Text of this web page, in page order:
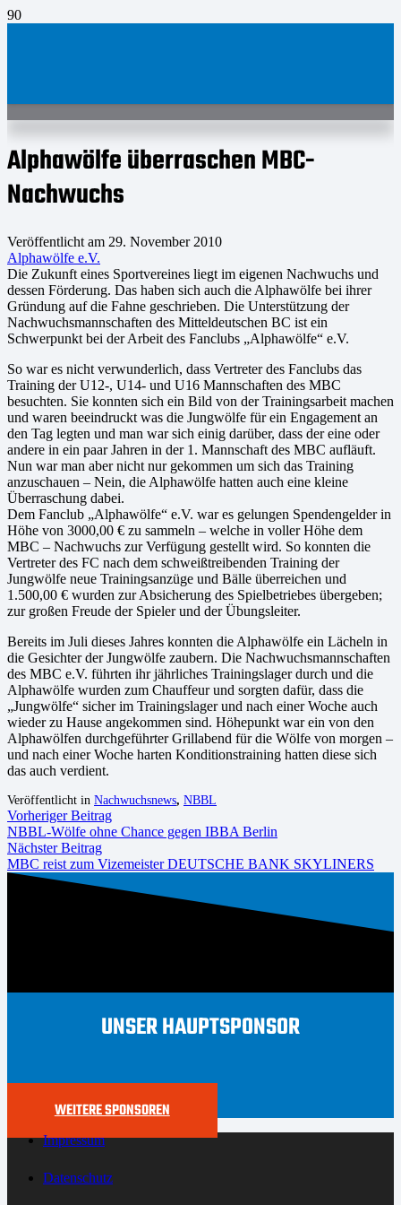
Alphawölfe überraschen MBC-
Nachwuchs
Veröffentlicht am 29. November 2010
Alphawölfe e.V.
Die Zukunft eines Sportvereines liegt im eigenen Nachwuchs und
dessen Förderung. Das haben sich auch die Alphawölfe bei ihrer
Gründung auf die Fahne geschrieben. Die Unterstützung der
Nachwuchsmannschaften des Mitteldeutschen BC ist ein
Schwerpunkt bei der Arbeit des Fanclubs „Alphawölfe“ e.V.
So war es nicht verwunderlich, dass Vertreter des Fanclubs das
Training der U12-, U14- und U16 Mannschaften des MBC
besuchten. Sie konnten sich ein Bild von der Trainingsarbeit machen
und waren beeindruckt was die Jungwölfe für ein Engagement an
den Tag legten und man war sich einig darüber, dass der eine oder
andere in ein paar Jahren in der 1. Mannschaft des MBC aufläuft.
Nun war man aber nicht nur gekommen um sich das Training
anzuschauen – Nein, die Alphawölfe hatten auch eine kleine
Überraschung dabei.
Dem Fanclub „Alphawölfe“ e.V. war es gelungen Spendengelder in
Höhe von 3000,00 € zu sammeln – welche in voller Höhe dem
MBC – Nachwuchs zur Verfügung gestellt wird. So konnten die
Vertreter des FC nach dem schweißtreibenden Training der
Jungwölfe neue Trainingsanzüge und Bälle überreichen und
1.500,00 € wurden zur Absicherung des Spielbetriebes übergeben;
zur großen Freude der Spieler und der Übungsleiter.
Bereits im Juli dieses Jahres konnten die Alphawölfe ein Lächeln in
die Gesichter der Jungwölfe zaubern. Die Nachwuchsmannschaften
des MBC e.V. führten ihr jährliches Trainingslager durch und die
Alphawölfe wurden zum Chauffeur und sorgten dafür, dass die
„Jungwölfe“ sicher im Trainingslager und nach einer Woche auch
wieder zu Hause angekommen sind. Höhepunkt war ein von den
Alphawölfen durchgeführter Grillabend für die Wölfe von morgen –
und nach einer Woche harten Konditionstraining hatten diese sich
das auch verdient.
Veröffentlicht in Nachwuchsnews, NBBL
Vorheriger Beitrag
NBBL-Wölfe ohne Chance gegen IBBA Berlin
Nächster Beitrag
MBC reist zum Vizemeister DEUTSCHE BANK SKYLINERS
UNSER HAUPTSPONSOR
WEITERE SPONSOREN
Impressum
Datenschutz